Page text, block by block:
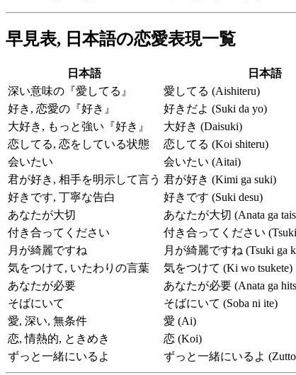
早見表, 日本語の恋愛表現一覧
日本語 日本語
深い意味の『愛してる』
愛してる (Aishiteru)
好き, 恋愛の『好き』
好きだよ (Suki da yo)
大好き, もっと強い『好き』
大好き (Daisuki)
恋してる, 恋をしている状態
恋してる (Koi shiteru)
会いたい
会いたい (Aitai)
君が好き, 相手を明示して言う 君が好き (Kimi ga suki)
好きです, 丁寧な告白
好きです (Suki desu)
あなたが大切
あなたが大切 (Anata ga
付き合ってください
付き合ってください
月が綺麗ですね
月が綺麗ですね (Tsuki ga
気をつけて, いたわりの言葉
気をつけて (Ki wo tsukete)
あなたが必要
あなたが必要 (Anata ga
そばにいて
そばにいて (Soba ni ite)
愛, 深い, 無条件
愛 (Ai)
恋, 情熱的, ときめき
恋 (Koi)
ずっと一緒にいるよ
ずっと一緒にいるよ